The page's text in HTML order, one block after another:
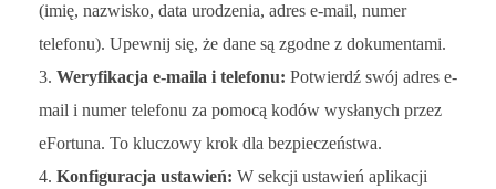
(imię, nazwisko, data urodzenia, adres e-mail, numer
telefonu). Upewnij się, że dane są zgodne z dokumentami.
Weryfikacja e-maila i telefonu: Potwierdź swój adres e-
mail i numer telefonu za pomocą kodów wysłanych przez
eFortuna. To kluczowy krok dla bezpieczeństwa.
Konfiguracja ustawień: W sekcji ustawień aplikacji